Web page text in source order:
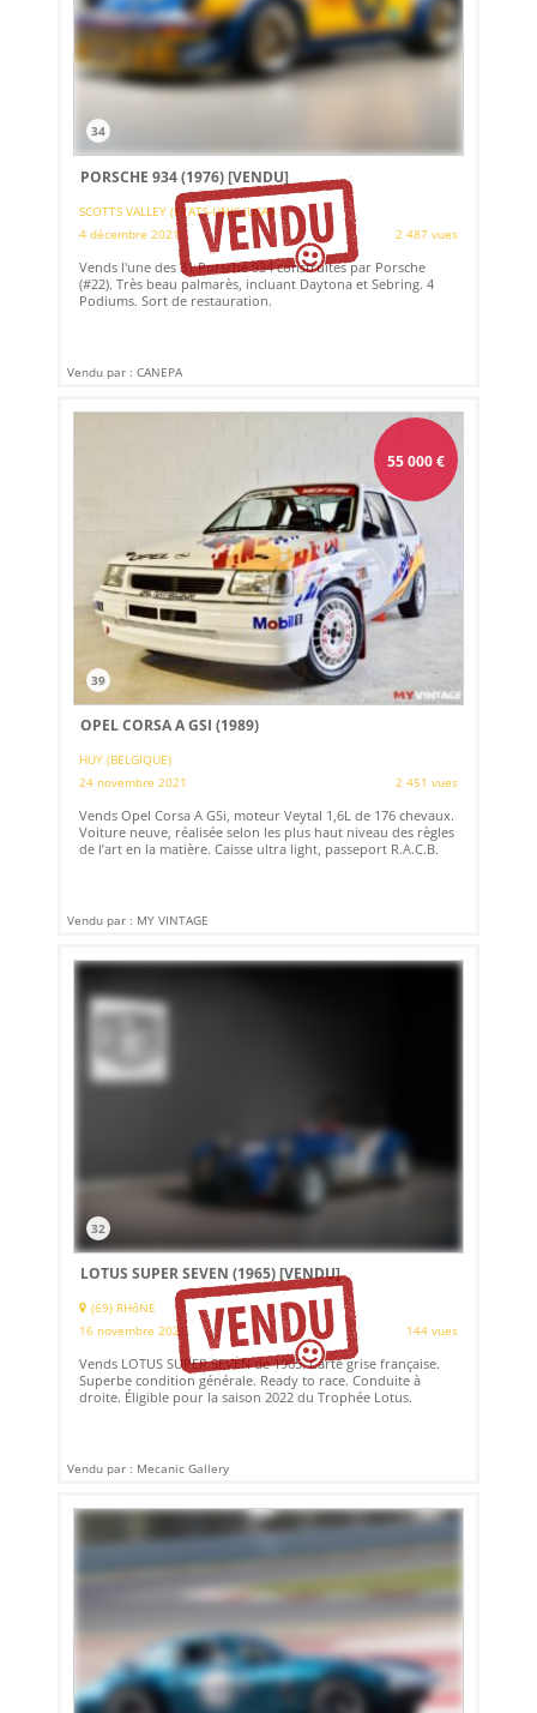
34
PORSCHE 934 (1976)[VENDU]
SCOTTS VALLEY (ETATS-UNIS (USA))
4 décembre 2021
2 487 vues
Vends l'une des 31 Porsche 934 construites par Porsche
(#22). Très beau palmarès, incluant Daytona et Sebring. 4
Podiums. Sort de restauration.
Vendu par : CANEPA
55 000€
39
OPEL CORSA A GSI (1989)
HUY (BELGIQUE)
24 novembre 2021
2 451 vues
Vends Opel Corsa A GSi, moteur Veytal 1,6L de 176 chevaux.
Voiture neuve, réalisée selon les plus haut niveau des règles
de l’art en la matière. Caisse ultra light, passeport R.A.C.B.
Vendu par : MY VINTAGE
32
LOTUS SUPER SEVEN (1965)[VENDU]
(69) RHôNE
16 novembre 2021
144 vues
Vends LOTUS SUPER SEVEN de 1965. Carte grise française.
Superbe condition générale. Ready to race. Conduite à
droite. Éligible pour la saison 2022 du Trophée Lotus.
Vendu par : Mecanic Gallery